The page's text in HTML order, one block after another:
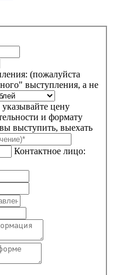
выступления, а не
и формату
выступить, выехать
Контактное лицо: